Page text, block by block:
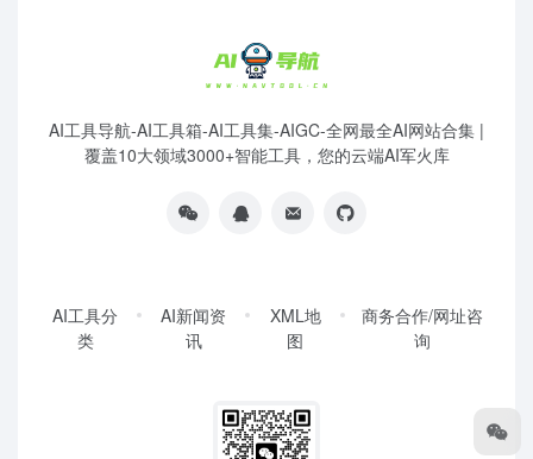
AI工具导航-AI工具箱-AI工具集-AIGC-全网最全AI网站合集 |
覆盖10大领域3000+智能工具，您的云端AI军火库
AI工具分
类
AI新闻资
讯
XML地
图
商务合作/网址咨
询